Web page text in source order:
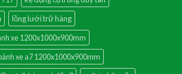
lồng lưới trữ hàng
xe 1200x1000x900mm
xe a7 1200x1000x900mm